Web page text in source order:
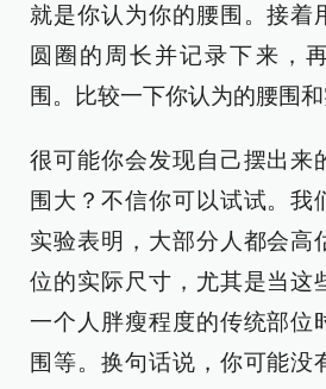
就是你认为你的腰围。接着
圆圈的周长并记录下来，
围。比较一下你认为的腰围和
很可能你会发现自己摆出来
围大？不信你可以试试。我
实验表明，大部分人都会高
位的实际尺寸，尤其是当这
一个人胖瘦程度的传统部位
围等。换句话说，你可能没